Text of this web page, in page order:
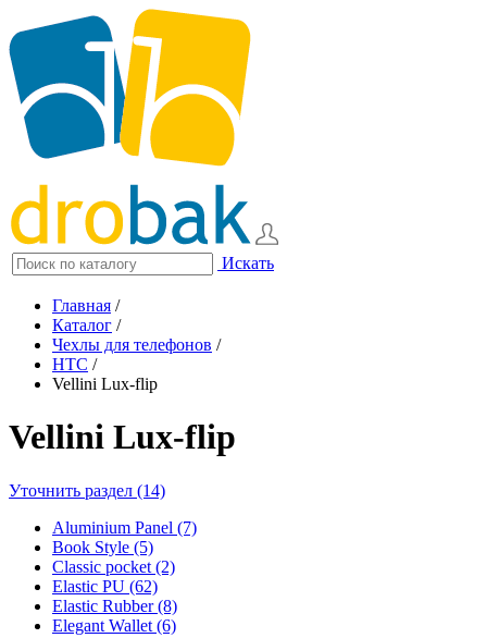
Искать
Главная /
Каталог /
Чехлы для телефонов /
HTC /
Vellini Lux-flip
Vellini Lux-flip
Уточнить раздел (14)
Aluminium Panel (7)
Book Style (5)
Classic pocket (2)
Elastic PU (62)
Elastic Rubber (8)
Elegant Wallet (6)